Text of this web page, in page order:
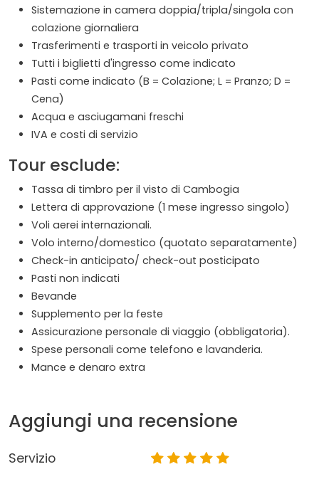
Sistemazione in camera doppia/tripla/singola con
colazione giornaliera
Trasferimenti e trasporti in veicolo privato
Tutti i biglietti d'ingresso come indicato
Pasti come indicato (B = Colazione; L = Pranzo; D =
Cena)
Acqua e asciugamani freschi
IVA e costi di servizio
Tour esclude:
Tassa di timbro per il visto di Cambogia
Lettera di approvazione (1 mese ingresso singolo)
Voli aerei internazionali.
Volo interno/domestico (quotato separatamente)
Check-in anticipato/ check-out posticipato
Pasti non indicati
Bevande
Supplemento per la feste
Assicurazione personale di viaggio (obbligatoria).
Spese personali come telefono e lavanderia.
Mance e denaro extra
Aggiungi una recensione
Servizio